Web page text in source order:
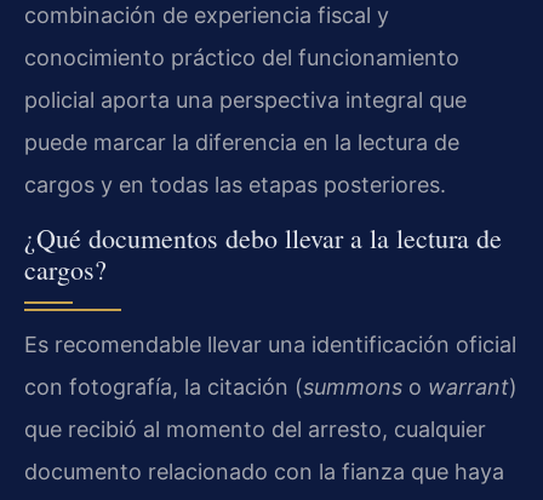
combinación de experiencia fiscal y
conocimiento práctico del funcionamiento
policial aporta una perspectiva integral que
puede marcar la diferencia en la lectura de
cargos y en todas las etapas posteriores.
¿Qué documentos debo llevar a la lectura de
cargos?
Es recomendable llevar una identificación oficial
con fotografía, la citación (summons o warrant)
que recibió al momento del arresto, cualquier
documento relacionado con la fianza que haya